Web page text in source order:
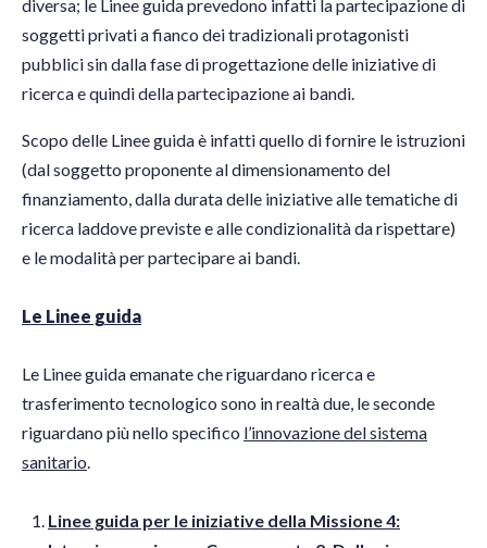
diversa; le Linee guida prevedono infatti la partecipazione di
soggetti privati a fianco dei tradizionali protagonisti
pubblici sin dalla fase di progettazione delle iniziative di
ricerca e quindi della partecipazione ai bandi.
Scopo delle Linee guida è infatti quello di fornire le istruzioni
(dal soggetto proponente al dimensionamento del
finanziamento, dalla durata delle iniziative alle tematiche di
ricerca laddove previste e alle condizionalità da rispettare)
e le modalità per partecipare ai bandi.
Le Linee guida
Le Linee guida emanate che riguardano ricerca e
trasferimento tecnologico sono in realtà due, le seconde
riguardano più nello specifico l’innovazione del sistema
sanitario.
Linee guida per le iniziative della Missione 4: